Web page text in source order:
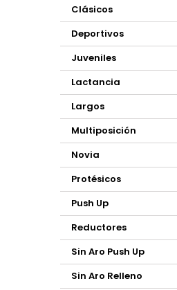
Clásicos
Deportivos
Juveniles
Lactancia
Largos
Multiposición
Novia
Protésicos
Push Up
Reductores
Sin Aro Push Up
Sin Aro Relleno